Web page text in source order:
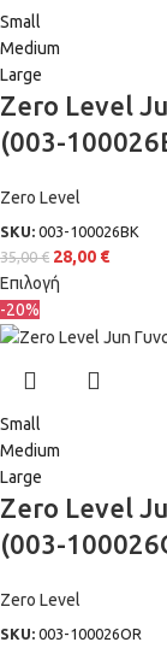
Small
Medium
Large
Zero Level
(003-
Zero Level
SKU: 003-100026BK
35,00€ 28,00 €
Επιλογή
-20%
Small
Medium
Large
Zero Level
(003-
Zero Level
SKU: 003-100026OR